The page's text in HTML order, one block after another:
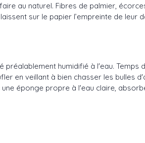
au naturel. Fibres de palmier,
sur le papier l’empreinte de leur
humidifié à l'eau. Temps
en veillant à bien chasser les bulles
éponge propre à l'eau claire,